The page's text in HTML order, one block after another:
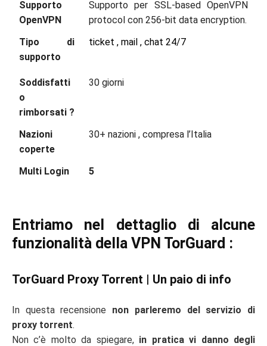
Supporto
OpenVPN
Supporto per SSL-based OpenVPN
protocol con 256-bit data encryption.
Tipo di
supporto
ticket , mail , chat 24/7
Soddisfatti
o
rimborsati ?
30 giorni
Nazioni
coperte
30+ nazioni , compresa l’Italia
Multi Login 5
Entriamo nel dettaglio di alcune
funzionalità della VPN TorGuard :
TorGuard Proxy Torrent | Un paio di info
In questa recensione non parleremo del servizio di
proxy torrent.
Non c’è molto da spiegare, in pratica vi danno degli